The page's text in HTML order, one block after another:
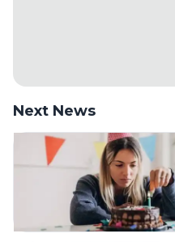
Next News